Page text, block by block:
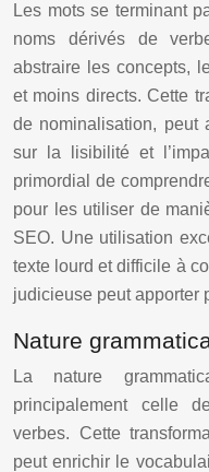
Les mots se terminant
noms dérivés de
abstraire les concepts,
et moins directs. Cette
de nominalisation, peut
sur la lisibilité et
primordial de
pour les utiliser de
SEO. Une utilisation
texte lourd et difficile à
judicieuse peut apporter
Nature
La nature
principalement celle
verbes. Cette
peut enrichir le